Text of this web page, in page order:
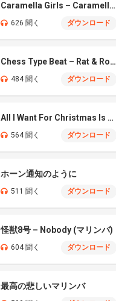
Caramella Girls – Caramelldansen (Marimba)
626 聞く ダウンロード
Chess Type Beat – Rat & Roblox Dance (マリンバ)
484 聞く ダウンロード
All I Want For Christmas Is You (マリンバ)
564 聞く ダウンロード
ホーン通知のように
511 聞く ダウンロード
怪獣8号 – Nobody (マリンバ)
604 聞く ダウンロード
最高の悲しいマリンバ